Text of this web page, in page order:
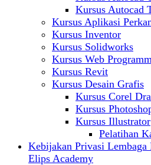
Kursus Autocad
Kursus Aplikasi
Kursus Inventor
Kursus Solidworks
Kursus Web
Kursus Revit
Kursus Desain Grafis
Kursus Corel
Kursus
Kursus Illustrator
Pelatihan
Kebijakan Privasi
Elips Academy